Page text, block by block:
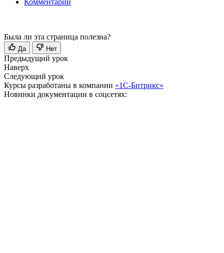
Была ли эта страница полезна?
Да Нет
Предыдущий урок
Наверх
Следующий урок
Курсы разработаны в компании «1С-Битрикс»
Новинки документации в соцсетях: